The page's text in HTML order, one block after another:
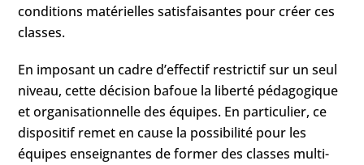
conditions matérielles satisfaisantes pour créer ces
classes.
En imposant un cadre d’effectif restrictif sur un seul
niveau, cette décision bafoue la liberté pédagogique
et organisationnelle des équipes. En particulier, ce
dispositif remet en cause la possibilité pour les
équipes enseignantes de former des classes multi-